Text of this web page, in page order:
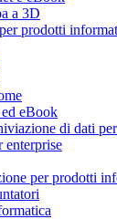
a 3D
prodotti
eBook
di dati
enterprise
per prodotti